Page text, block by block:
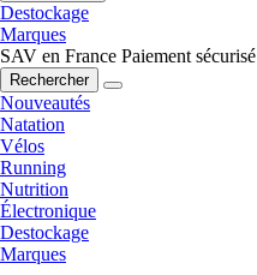
Destockage
Marques
SAV en France Paiement sécurisé
Rechercher
Nouveautés
Natation
Vélos
Running
Nutrition
Électronique
Destockage
Marques